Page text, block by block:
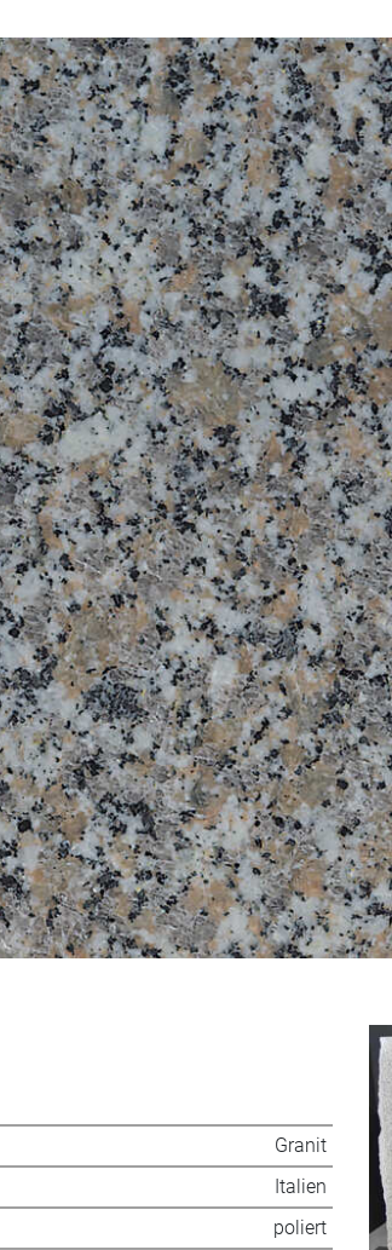
Granit
Italien
poliert